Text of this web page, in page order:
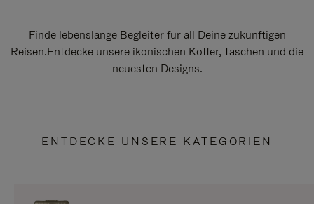
Finde lebenslange Begleiter für all Deine zukünftigen
Reisen.Entdecke unsere ikonischen Koffer, Taschen und die
neuesten Designs.
ENTDECKE UNSERE KATEGORIEN